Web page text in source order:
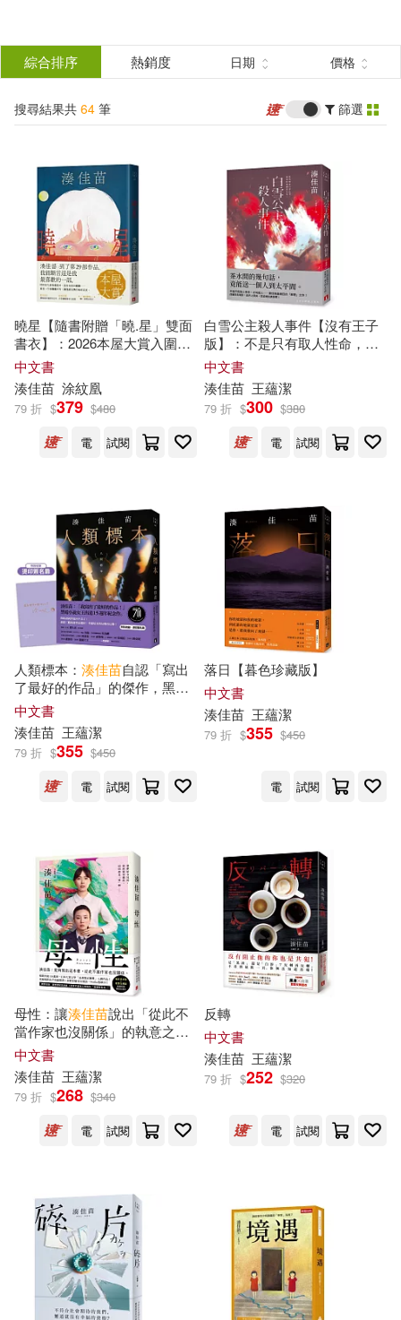
結
分類 (單選)
所有商品(64) 圖書(51)
電子書(12)
作者 (可複選)
湊佳苗(44) （日）湊佳苗(16)
(日)湊佳苗(3) [日]湊佳苗(1)
皇冠(27) 時報出版(9)
台灣角川(4) 南海出版公司(3)
湖南文藝出版社(3)
中信出版社(2) 台灣東販(2)
三采(1)
九州出版社(1)
化學工業出版社(1)
北京聯合出版公司(1)
同心出版社(1)
哈爾濱出版社(1)
新星出版社(1)
浙江人民出版社(1)
灕江出版社(1)
配送方式
可港澳店取(51)
可新加坡店取(51)
可菲律賓店取(51)
上市日期
一個月內上市新品(6)
電子書 (可複選)
適合手機平板閱讀(12)
綜合排序 熱銷度 日期 價格
搜尋結果共 64 筆 篩選
曉星【隨書附贈「曉.星」雙面
書衣】：2026本屋大賞入圍作!
湊佳苗
中文書
湊佳苗 涂紋凰
79 折 $379 $480
電
試閱
白雪公主殺人事件【沒有王子
版】：不是只有取人性命，才
叫殺人──
意」之作!
中文書
湊佳苗 王蘊潔
79 折 $300 $380
電
試閱
人類標本： 湊佳苗自認「寫出
了最好的作品」的傑作，黑暗
小說女王出道15週年紀念作
中文書
湊佳苗 王蘊潔
79 折 $355 $450
電
試閱
落日【暮色珍藏版】
中文書
湊佳苗 王蘊潔
79 折 $355 $450
電 試閱
母性：讓湊佳苗說出「從此不
當作家也沒關係」的執意之
作，隨書附贈「電影書衣版」
×「愛怨交織版」雙版本書衣!
【雙書衣限量版】
中文書
湊佳苗 王蘊潔
79 折 $268 $340
電
試閱
反轉
中文書
湊佳苗 王蘊潔
79 折 $252 $320
電 試閱